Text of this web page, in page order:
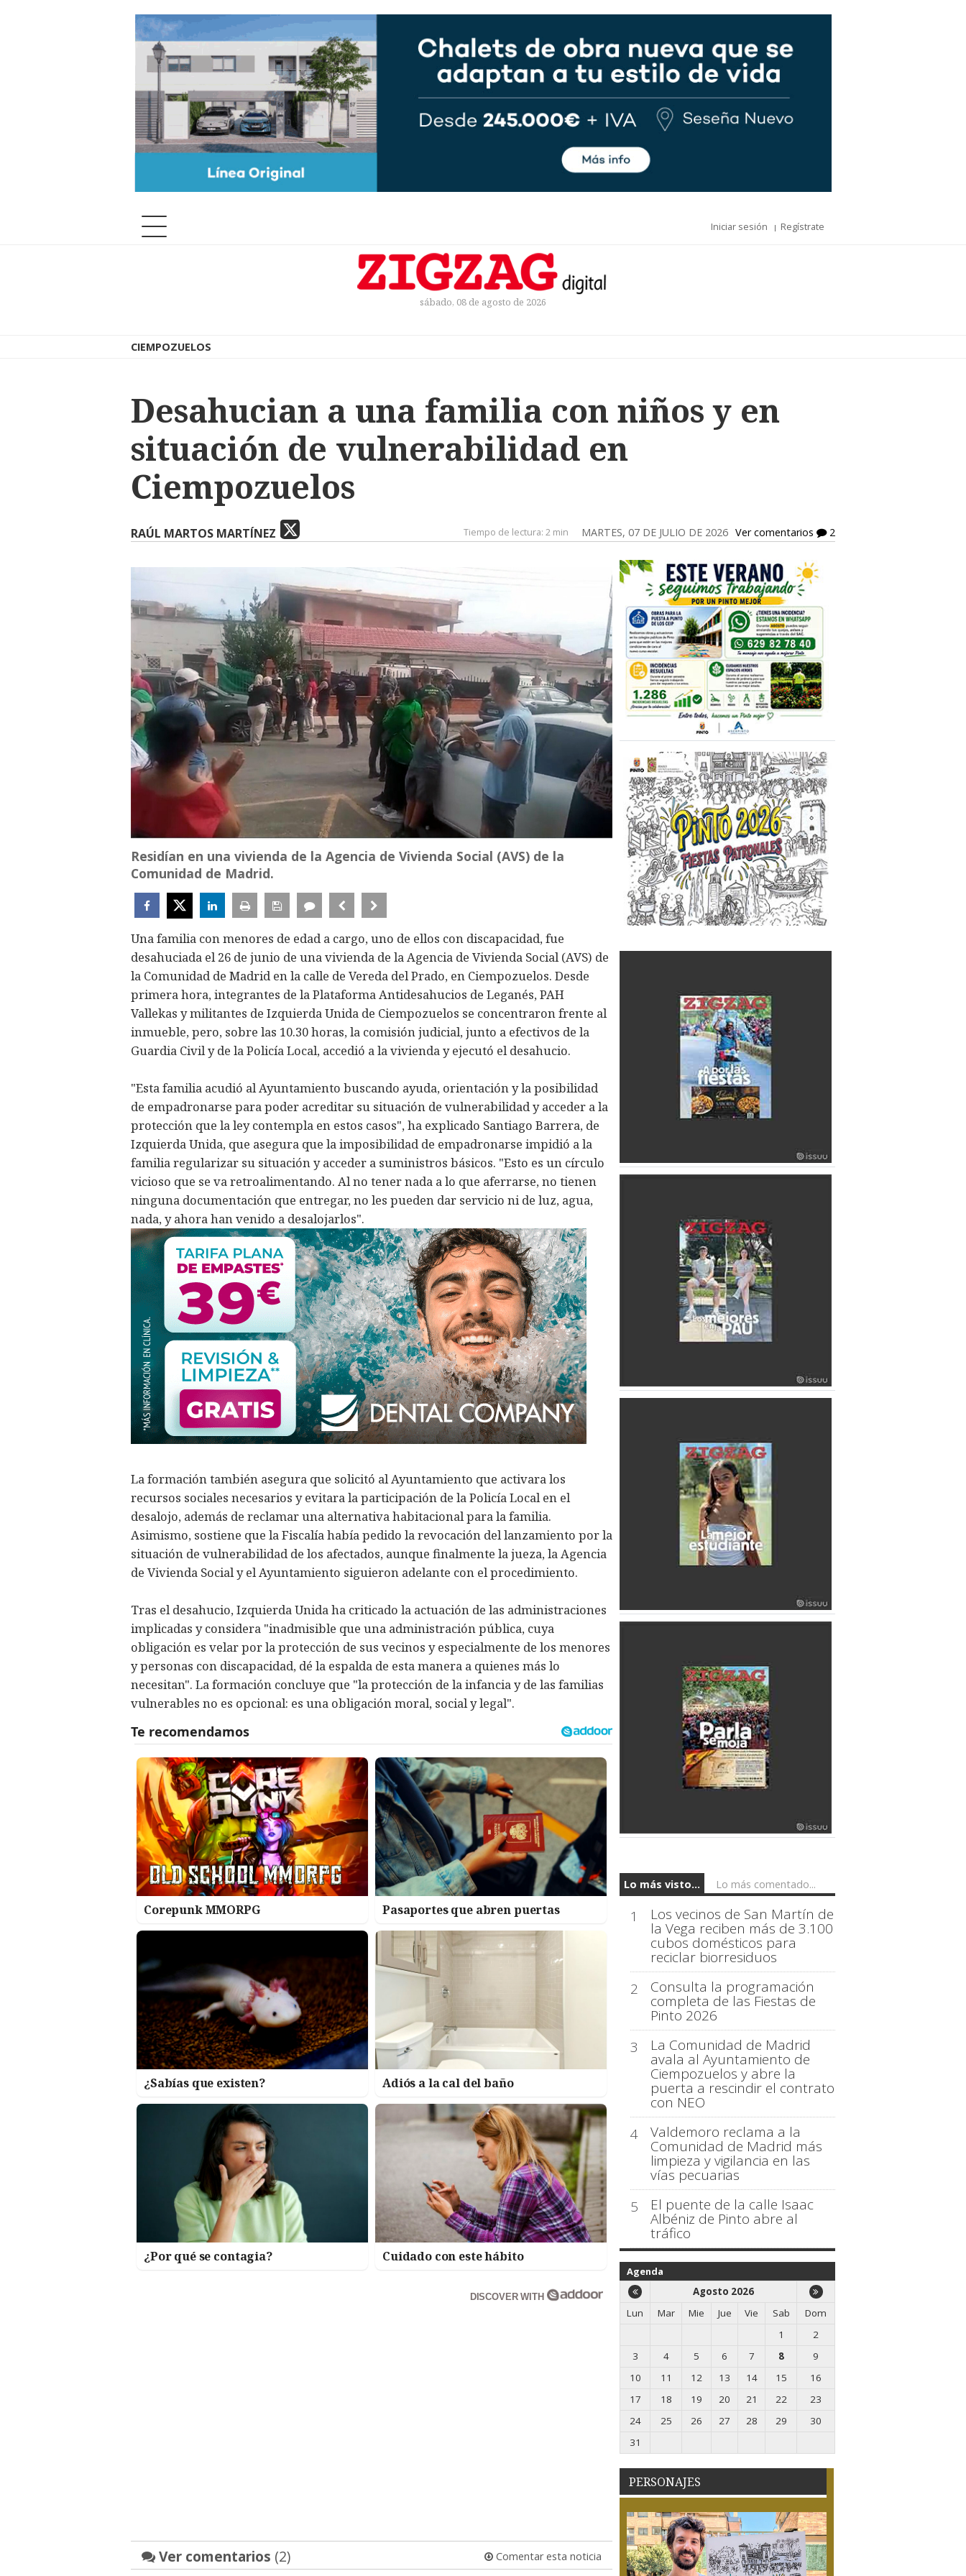
Iniciar sesión Regístrate
sábado, 08 de agosto de 2026
CIEMPOZUELOS
Desahucian a una familia con niños y en
situación de vulnerabilidad en
Ciempozuelos
RAÚL MARTOS MARTÍNEZ Ver comentarios 2
MARTES, 07 DE JULIO DE 2026
Tiempo de lectura: 2 min
Residían en una vivienda de la Agencia de Vivienda Social (AVS) de la
Comunidad de Madrid.
Una familia con menores de edad a cargo, uno de ellos con discapacidad, fue
desahuciada el 26 de junio de una vivienda de la Agencia de Vivienda Social (AVS) de
la Comunidad de Madrid en la calle de Vereda del Prado, en Ciempozuelos. Desde
primera hora, integrantes de la Plataforma Antidesahucios de Leganés, PAH
Vallekas y militantes de Izquierda Unida de Ciempozuelos se concentraron frente al
inmueble, pero, sobre las 10.30 horas, la comisión judicial, junto a efectivos de la
Guardia Civil y de la Policía Local, accedió a la vivienda y ejecutó el desahucio.
"Esta familia acudió al Ayuntamiento buscando ayuda, orientación y la posibilidad
de empadronarse para poder acreditar su situación de vulnerabilidad y acceder a la
protección que la ley contempla en estos casos", ha explicado Santiago Barrera, de
Izquierda Unida, que asegura que la imposibilidad de empadronarse impidió a la
familia regularizar su situación y acceder a suministros básicos. "Esto es un círculo
vicioso que se va retroalimentando. Al no tener nada a lo que aferrarse, no tienen
ninguna documentación que entregar, no les pueden dar servicio ni de luz, agua,
nada, y ahora han venido a desalojarlos".
La formación también asegura que solicitó al Ayuntamiento que activara los
recursos sociales necesarios y evitara la participación de la Policía Local en el
desalojo, además de reclamar una alternativa habitacional para la familia.
Asimismo, sostiene que la Fiscalía había pedido la revocación del lanzamiento por la
situación de vulnerabilidad de los afectados, aunque finalmente la jueza, la Agencia
de Vivienda Social y el Ayuntamiento siguieron adelante con el procedimiento.
Tras el desahucio, Izquierda Unida ha criticado la actuación de las administraciones
implicadas y considera "inadmisible que una administración pública, cuya
obligación es velar por la protección de sus vecinos y especialmente de los menores
y personas con discapacidad, dé la espalda de esta manera a quienes más lo
necesitan". La formación concluye que "la protección de la infancia y de las familias
vulnerables no es opcional: es una obligación moral, social y legal".
Corepunk MMORPG Pasaportes que abren puertas
¿Sabías que existen? Adiós a la cal del baño
¿Por qué se contagia? Cuidado con este hábito
DISCOVER WITH
Ver comentarios (2) Comentar esta noticia
Lo más visto... Lo más comentado...
1 Los vecinos de San Martín de
la Vega reciben más de 3.100
cubos domésticos para
reciclar biorresiduos
2
Consulta la programación
completa de las Fiestas de
Pinto 2026
3
La Comunidad de Madrid
avala al Ayuntamiento de
Ciempozuelos y abre la
puerta a rescindir el contrato
con NEO
4
Valdemoro reclama a la
Comunidad de Madrid más
limpieza y vigilancia en las
vías pecuarias
5
El puente de la calle Isaac
Albéniz de Pinto abre al
tráfico
Agenda
Agosto 2026
Lun
Mar Mie Jue Vie Sab
Dom
1
2
3
4 5 6 7 8
9
10
11 12 13 14 15
16
17
18 19 20 21 22
23
24
25 26 27 28 29
30
31
PERSONAJES